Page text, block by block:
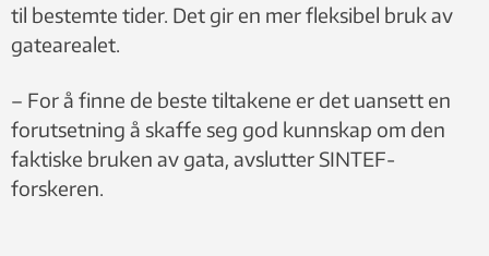
til bestemte tider. Det gir en mer fleksibel bruk av
gatearealet.
– For å finne de beste tiltakene er det uansett en
forutsetning å skaffe seg god kunnskap om den
faktiske bruken av gata, avslutter SINTEF-
forskeren.